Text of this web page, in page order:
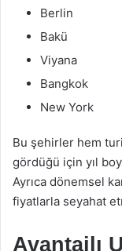
Berlin
Bakü
Viyana
Bangkok
New York
Bu şehirler hem
gördüğü için yıl
Ayrıca dönemsel
fiyatlarla seyahat
Avantajlı